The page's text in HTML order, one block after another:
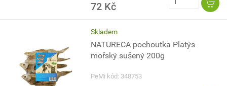
72 Kč
Skladem
NATURECA pochoutka Platýs
mořský sušený 200g
PeMi kód: 348753